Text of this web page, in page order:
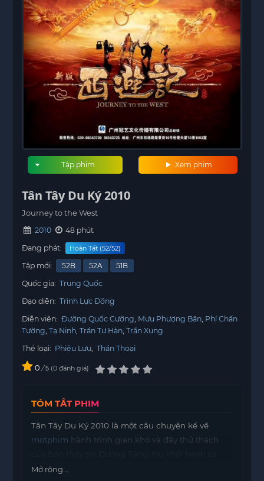
Xem phim
Tập phim
Tân Tây Du Ký 2010
Journey to the West
2010
48 phút
Đang phát:
Hoàn Tất (52/52)
Tập mới: 52B 52A
51B
Quốc gia: Trung Quốc
Đạo diễn: Trình Lực Đống
Diễn viên: Đường Quốc Cường Mưu Phượng Bân Phí Chấn
Tường Tạ Ninh Trần Tư Hàn Trần Xung
Thể loại: Phiêu Lưu Thần Thoại
0 / 5 0 đánh giá
TÓM TẮT PHIM
Tân Tây Du Ký 2010 là một câu chuyện kể về
motphim hành trình gian khó và đầy thử thách
Đông Thổ Đại Đường để đến Tây Trúc với mục
Mở rộng...